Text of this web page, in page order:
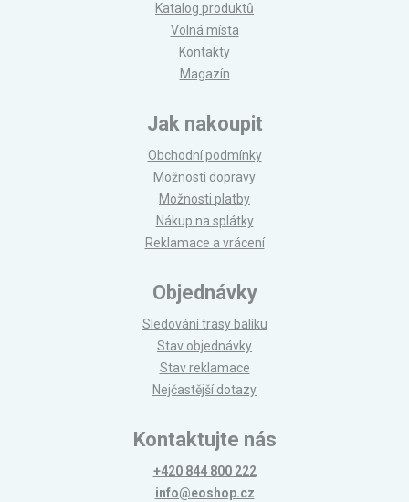
Katalog produktů
Volná místa
Kontakty
Magazín
Jak nakoupit
Obchodní podmínky
Možnosti dopravy
Možnosti platby
Nákup na splátky
Reklamace a vrácení
Objednávky
Sledování trasy balíku
Stav objednávky
Stav reklamace
Nejčastější dotazy
Kontaktujte nás
+420 844 800 222
info@eoshop.cz